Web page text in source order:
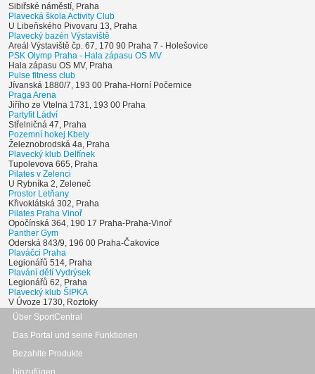
Sibiřské náměstí, Praha
Plavecká škola Activity Club
U Libeňského Pivovaru 13, Praha
Plavecký bazén Výstaviště
Areál Výstaviště čp. 67, 170 90 Praha 7 - Holešovice
PSK Olymp Praha - Hala zápasu OS MV
Hala zápasu OS MV, Praha
Pulse fitness club
Jívanská 1880/7, 193 00 Praha-Horní Počernice
Praga Arena
Jiřího ze Vtelna 1731, 193 00 Praha
Partyfit Ládví
Střelničná 47, Praha
Pozemní hokej Kbely
Železnobrodská 4a, Praha
Plavecký klub Delfínek
Tupolevova 665, Praha
Pilates v Zelenci
U Rybníka 2, Zeleneč
Prostor Letňany
Křivoklátská 302, Praha
Pilates Praha Vinoř
Opočínská 364, 190 17 Praha-Praha-Vinoř
Panther Gym
Oderská 843/9, 196 00 Praha-Čakovice
Plaváčci Praha
Legionářů 514, Praha
Plavání dětí Vydrýsek
Legionářů 62, Praha
Plavecký klub ŠIPKA
V Úvoze 1730, Roztoky
Über SportCentral
Das Portal und seine Funktionen
Bezahlte Produkte
hinzufügen